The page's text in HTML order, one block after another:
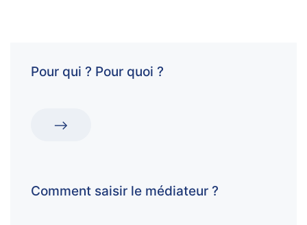
Pour qui ? Pour quoi ?
Comment saisir le médiateur ?